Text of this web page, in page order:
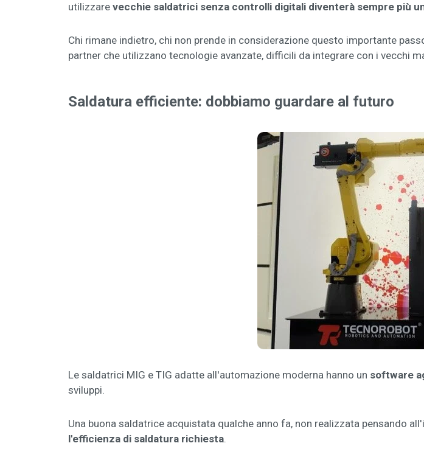
utilizzare vecchie saldatrici senza controlli digitali diventerà sempre più
Chi rimane indietro, chi non prende in considerazione questo importante
partner che utilizzano tecnologie avanzate, difficili da integrare con i vecchi
Saldatura efficiente: dobbiamo guardare al futuro
Le saldatrici MIG e TIG adatte all'automazione moderna hanno un software
sviluppi.
Una buona saldatrice acquistata qualche anno fa, non realizzata pensando
l'efficienza di saldatura richiesta.